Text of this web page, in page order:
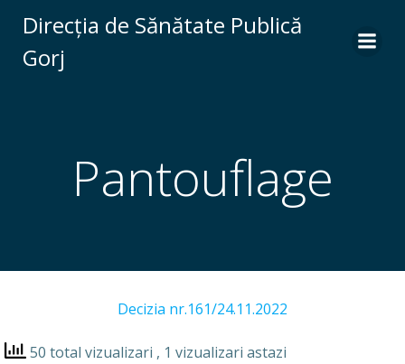
to
Direcția de Sănătate Publică
Gorj
Pantouflage
Decizia nr.161/24.11.2022
50 total vizualizari , 1 vizualizari astazi